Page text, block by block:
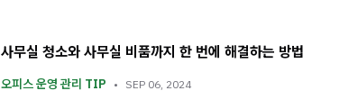
사무실 청소와 사무실 비품까지 한 번에 해결하는 방법
오피스 운영 관리 TIP SEP 06, 2024